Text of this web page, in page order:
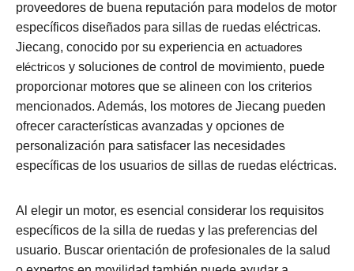
proveedores de buena reputación para modelos de motor
específicos diseñados para sillas de ruedas eléctricas.
Jiecang, conocido por su experiencia en actuadores
eléctricos y soluciones de control de movimiento, puede
proporcionar motores que se alineen con los criterios
mencionados. Además, los motores de Jiecang pueden
ofrecer características avanzadas y opciones de
personalización para satisfacer las necesidades
específicas de los usuarios de sillas de ruedas eléctricas.
Al elegir un motor, es esencial considerar los requisitos
específicos de la silla de ruedas y las preferencias del
usuario. Buscar orientación de profesionales de la salud